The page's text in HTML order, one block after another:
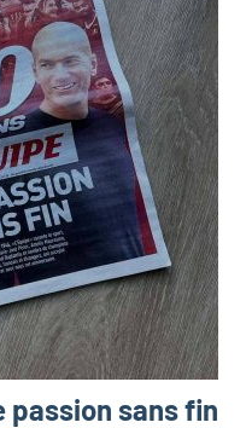
passion sans fin